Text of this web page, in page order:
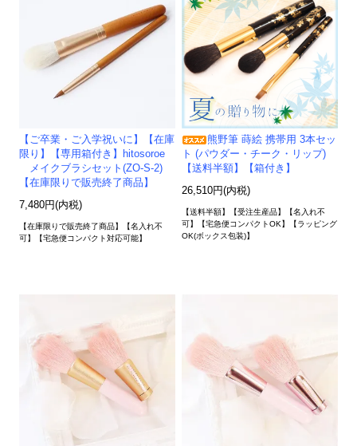
【ご卒業・ご入学祝いに】【在庫
限り】【専用箱付き】hitosoroe
メイクブラシセット(ZO-S-2)
【在庫限りで販売終了商品】
7,480円(内税)
【在庫限りで販売終了商品】【名入れ不
可】【宅急便コンパクト対応可能】
熊野筆 蒔絵 携帯用 3本セッ
ト (パウダー・チーク・リップ)
【送料半額】【箱付き】
26,510円(内税)
【送料半額】【受注生産品】【名入れ不
可】【宅急便コンパクトOK】【ラッピング
OK(ボックス包装)】